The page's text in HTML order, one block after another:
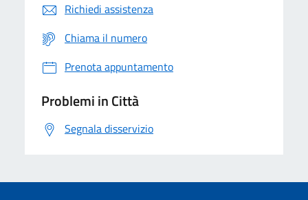
Richiedi assistenza
Chiama il numero
Prenota appuntamento
Problemi in Città
Segnala disservizio